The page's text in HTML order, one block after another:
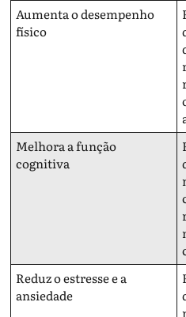
Aumenta o desempenho
físico
Melhora a função
cognitiva
Reduz o estresse e a
ansiedade